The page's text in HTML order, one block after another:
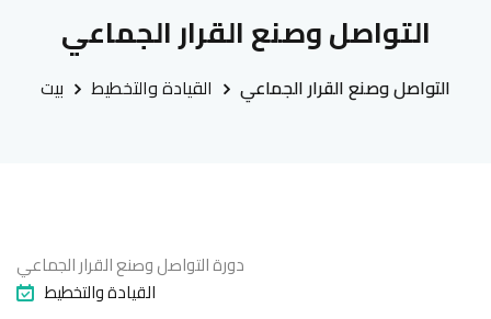
التواصل وصنع القرار الجماعي
بيت القيادة والتخطيط التواصل وصنع القرار الجماعي
دورة التواصل وصنع القرار الجماعي
القيادة والتخطيط